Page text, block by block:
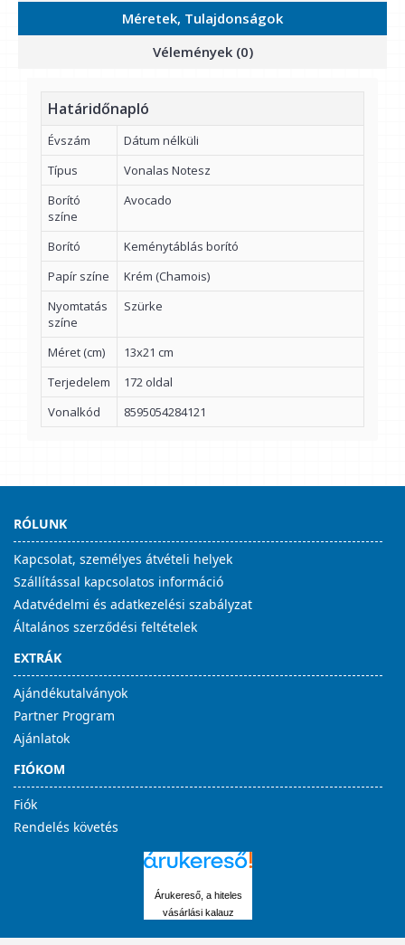
Méretek, Tulajdonságok
Vélemények (0)
Határidőnapló
Évszám
Dátum nélküli
Típus
Vonalas Notesz
Borító
színe
Avocado
Borító
Keménytáblás borító
Papír színe
Krém (Chamois)
Nyomtatás
színe
Szürke
Méret (cm)
13x21 cm
Terjedelem
172 oldal
Vonalkód
8595054284121
RÓLUNK
Kapcsolat, személyes átvételi helyek
Szállítással kapcsolatos információ
Adatvédelmi és adatkezelési szabályzat
Általános szerződési feltételek
EXTRÁK
Ajándékutalványok
Partner Program
Ajánlatok
FIÓKOM
Fiók
Rendelés követés
Árukereső, a hiteles
vásárlási kalauz